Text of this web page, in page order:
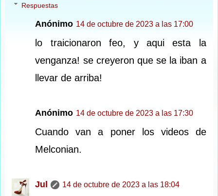
Respuestas
Anónimo 14 de octubre de 2023 a las 17:00
lo traicionaron feo, y aqui esta la
venganza! se creyeron que se la iban a
llevar de arriba!
Anónimo 14 de octubre de 2023 a las 17:30
Cuando van a poner los videos de
Melconian.
Jul 14 de octubre de 2023 a las 18:04